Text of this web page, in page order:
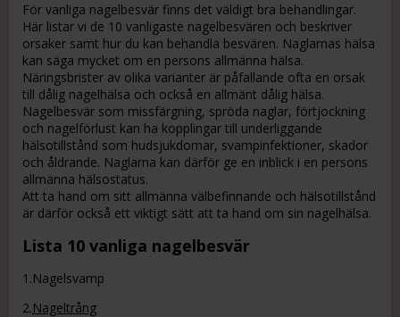
För vanliga nagelbesvär finns det väldigt bra behandlingar.
Här listar vi de 10 vanligaste nagelbesvären och beskriver
orsaker samt hur du kan behandla besvären. Naglarnas hälsa
kan säga mycket om en persons allmänna hälsa.
Näringsbrister av olika varianter är påfallande ofta en orsak
till dålig nagelhälsa och också en allmänt dålig hälsa.
Nagelbesvär som missfärgning, spröda naglar, förtjockning
och nagelförlust kan ha kopplingar till underliggande
hälsotillstånd som hudsjukdomar, svampinfektioner, skador
och åldrande. Naglarna kan därför ge en inblick i en persons
allmänna hälsostatus.
Att ta hand om sitt allmänna välbefinnande och hälsotillstånd
är därför också ett viktigt sätt att ta hand om sin nagelhälsa.
Lista 10 vanliga nagelbesvär
1.Nagelsvamp
2.Nageltrång